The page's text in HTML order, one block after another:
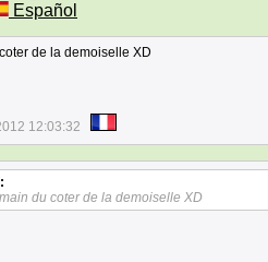
Español
de la demoiselle XD
12:03:32
du coter de la demoiselle XD